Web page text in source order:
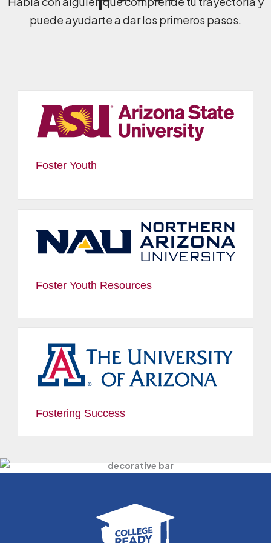
puede ayudarte a dar los primeros pasos.
Foster Youth
Foster Youth Resources
Fostering Success